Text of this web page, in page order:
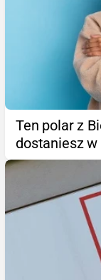
Ten polar z
dostaniesz w